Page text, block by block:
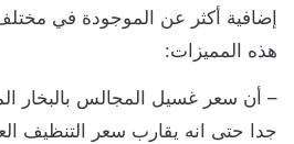
أكثر عن الموجودة في مختلف
المميزات:
أن سعر غسيل المجالس بالبخار
حتى انه يقارب سعر التنظيف